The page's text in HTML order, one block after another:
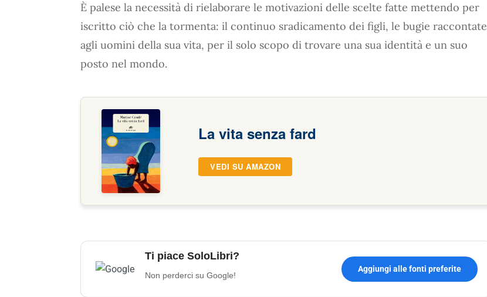
È palese la necessità di rielaborare le motivazioni delle scelte fatte mettendo per
iscritto ciò che la tormenta: il continuo sradicamento dei figli, le bugie raccontate
agli uomini della sua vita, per il solo scopo di trovare una sua identità e un suo
posto nel mondo.
La vita senza fard
VEDI SU AMAZON
Ti piace SoloLibri?
Non perderci su Google!
Aggiungi alle fonti preferite